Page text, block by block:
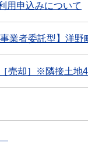
用申込みについて
業者委託型】洋
売却］※隣接土地